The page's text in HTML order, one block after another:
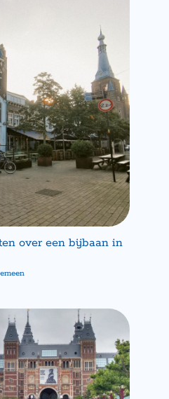
over een bijbaan in